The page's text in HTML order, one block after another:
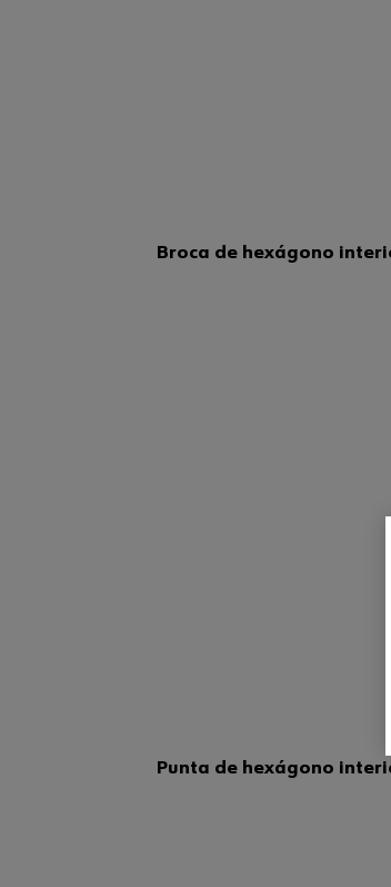
Broca de hexágono
Punta de hexágono